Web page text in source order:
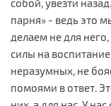
парня» - ведь это
делаем не для
силы на воспитание
неразумных, не
помоями в ответ.